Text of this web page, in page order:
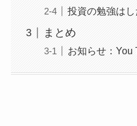
投資の勉強は
まとめ
お知らせ：You